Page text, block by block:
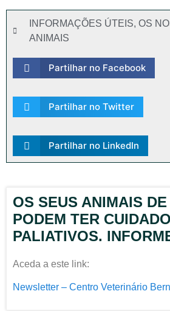
INFORMAÇÕES ÚTEIS, OS
ANIMAIS
Partilhar no Facebook
Partilhar no Twitter
Partilhar no LinkedIn
OS SEUS ANIMAIS
PODEM TER
PALIATIVOS.
Aceda a este link:
Newsletter – Centro Veterinário